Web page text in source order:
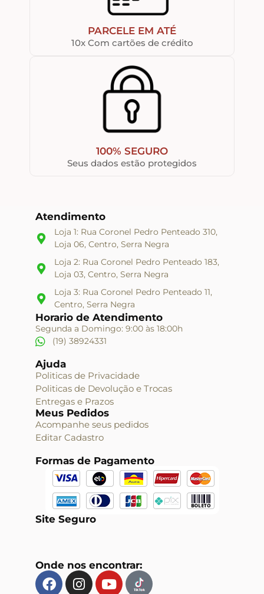
PARCELE EM ATÉ
10x Com cartões de crédito
100% SEGURO
Seus dados estão protegidos
Atendimento
Loja 1: Rua Coronel Pedro Penteado 310,
Loja 06, Centro, Serra Negra
Loja 2: Rua Coronel Pedro Penteado 183,
Loja 03, Centro, Serra Negra
Loja 3: Rua Coronel Pedro Penteado 11,
Centro, Serra Negra
Horario de Atendimento
Segunda a Domingo: 9:00 às 18:00h
(19) 38924331
Ajuda
Politicas de Privacidade
Politicas de Devolução e Trocas
Entregas e Prazos
Meus Pedidos
Acompanhe seus pedidos
Editar Cadastro
Formas de Pagamento
Site Seguro
Onde nos encontrar: